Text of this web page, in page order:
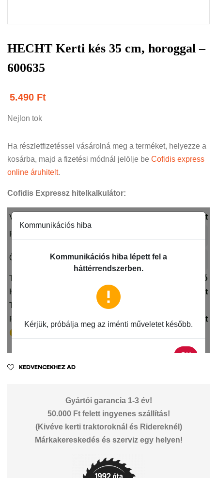
HECHT Kerti kés 35 cm, horoggal –
600635
5.490 Ft
Nejlon tok
Ha részletfizetéssel vásárolná meg a terméket, helyezze a
kosárba, majd a fizetési módnál jelölje be Cofidis express
online áruhitelt.
Cofidis Expressz hitelkalkulátor:
KEDVENCEKHEZ AD
Gyártói garancia 1-3 év!
50.000 Ft felett ingyenes szállítás!
(Kivéve kerti traktoroknál és Ridereknél)
Márkakereskedés és szerviz egy helyen!